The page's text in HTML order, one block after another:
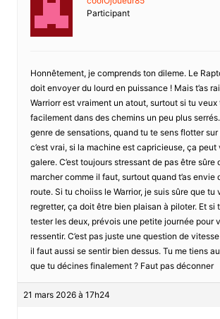
Participant
Honnêtement, je comprends ton dileme. Le
doit envoyer du lourd en puissance ! Mais t’as
Warriorr est vraiment un atout, surtout si tu
facilement dans des chemins un peu plus serrés.
genre de sensations, quand tu te sens flotter sur
c’est vrai, si la machine est capricieuse, ça
galere. C’est toujours stressant de pas être sûre
marcher comme il faut, surtout quand t’as envie
route. Si tu choiiss le Warrior, je suis sûre que tu
regretter, ça doit être bien plaisan à piloter. Et si
tester les deux, prévois une petite journée pour
ressentir. C’est pas juste une question de
il faut aussi se sentir bien dessus. Tu me tiens
que tu décines finalement ? Faut pas déconner
21 mars 2026 à 17h24